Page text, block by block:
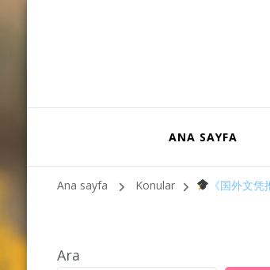
ANA SAYFA
Ana sayfa Konular 《国外文
Ara